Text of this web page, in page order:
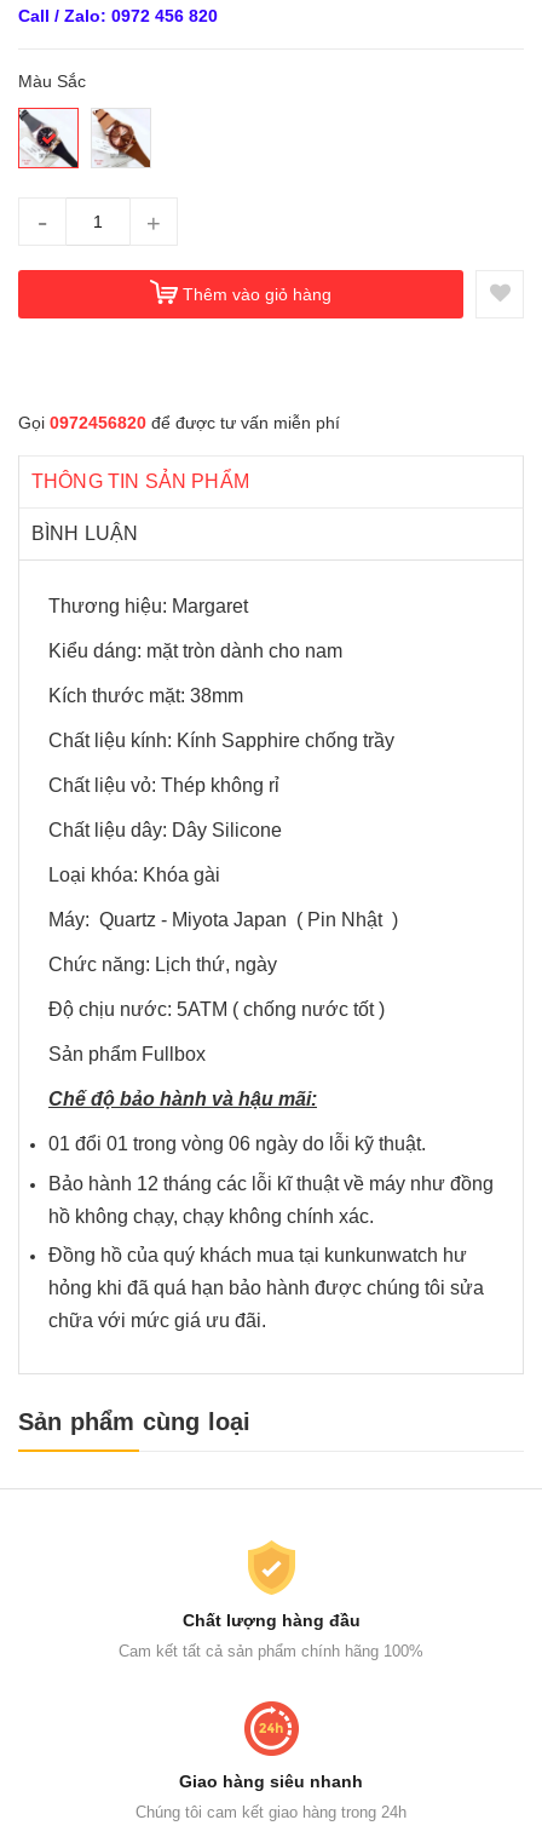
Call / Zalo: 0972 456 820
Màu Sắc
- +
Thêm vào giỏ hàng
Gọi 0972456820 để được tư vấn miễn phí
THÔNG TIN SẢN PHẨM
BÌNH LUẬN
Thương hiệu: Margaret
Kiểu dáng: mặt tròn dành cho nam
Kích thước mặt: 38mm
Chất liệu kính: Kính Sapphire chống trầy
Chất liệu vỏ: Thép không rỉ
Chất liệu dây: Dây Silicone
Loại khóa: Khóa gài
Máy: Quartz - Miyota Japan ( Pin Nhật )
Chức năng: Lịch thứ, ngày
Độ chịu nước: 5ATM ( chống nước tốt )
Sản phẩm Fullbox
Chế độ bảo hành và hậu mãi:
01 đổi 01 trong vòng 06 ngày do lỗi kỹ thuật.
Bảo hành 12 tháng các lỗi kĩ thuật về máy như đồng
hồ không chạy, chạy không chính xác.
Đồng hồ của quý khách mua tại kunkunwatch hư
hỏng khi đã quá hạn bảo hành được chúng tôi sửa
chữa với mức giá ưu đãi.
Sản phẩm cùng loại
Chất lượng hàng đầu
Cam kết tất cả sản phẩm chính hãng 100%
Giao hàng siêu nhanh
Chúng tôi cam kết giao hàng trong 24h